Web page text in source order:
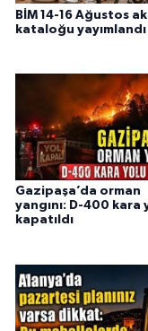
BİM 14-16 Ağustos
kataloğu yayımlandı
Gazipaşa’da orman
yangını: D-400 kara
kapatıldı